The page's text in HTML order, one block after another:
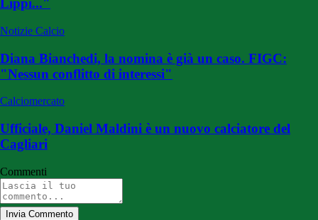
Lippi..."
Notizie Calcio
Diana Bianchedi, la nomina è già un caso. FIGC:
"Nessun conflitto di interessi"
Calciomercato
Ufficiale, Daniel Maldini è un nuovo calciatore del
Cagliari
Commenti
Invia Commento